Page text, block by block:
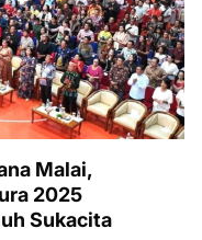
Malai,
2025
Sukacita